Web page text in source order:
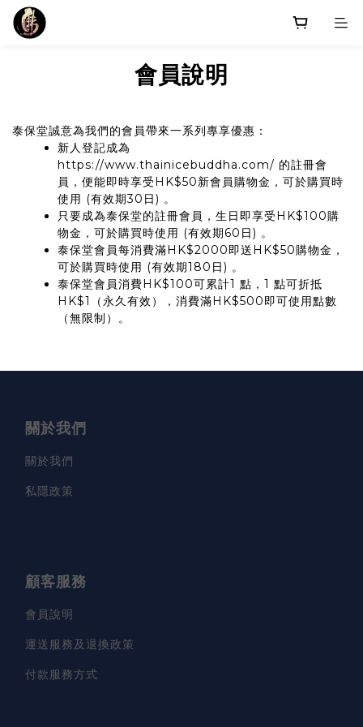
會員說明
泰保堂誠意為我們的會員帶來一系列專享優惠：
新人登記成為
https://www.thainicebuddha.com/ 的註冊會
員，便能即時享受HK$50新會員購物金，可於購買時
使用 (有效期30日) 。
只要成為泰保堂的註冊會員，生日即享受HK$100購
物金，可於購買時使用 (有效期60日) 。
泰保堂會員每消費滿HK$2000即送HK$50購物金，
可於購買時使用 (有效期180日) 。
泰保堂會員消費HK$100可累計1 點，1 點可折抵
HK$1（永久有效），消費滿HK$500即可使用點數
（無限制）。
關於我們
關於我們
私隱政策
顧客服務
會員說明
運送服務及退換政策
付款服務方式